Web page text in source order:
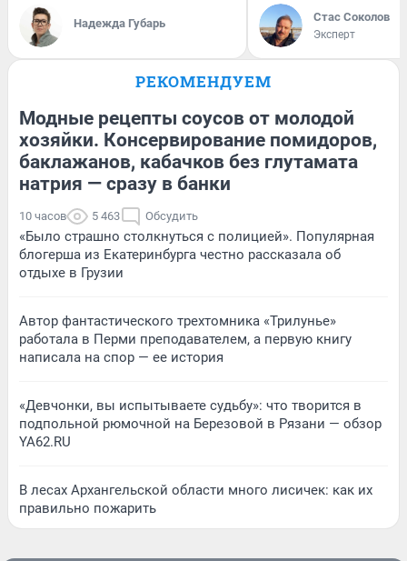
Надежда Губарь Стас Соколов
Эксперт
РЕКОМЕНДУЕМ
Модные рецепты соусов от молодой
хозяйки. Консервирование помидоров,
баклажанов, кабачков без глутамата
натрия — сразу в банки
10 часов 5 463 Обсудить
«Было страшно столкнуться с полицией». Популярная
блогерша из Екатеринбурга честно рассказала об
отдыхе в Грузии
Автор фантастического трехтомника «Трилунье»
работала в Перми преподавателем, а первую книгу
написала на спор — ее история
«Девчонки, вы испытываете судьбу»: что творится в
подпольной рюмочной на Березовой в Рязани — обзор
YA62.RU
В лесах Архангельской области много лисичек: как их
правильно пожарить